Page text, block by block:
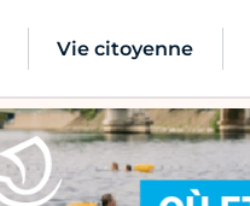
Vie citoyenne